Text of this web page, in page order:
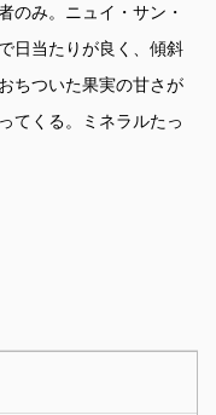
のみ。ニュイ・サン・
日当たりが良く、傾斜
ちついた果実の甘さが
てくる。ミネラルたっ